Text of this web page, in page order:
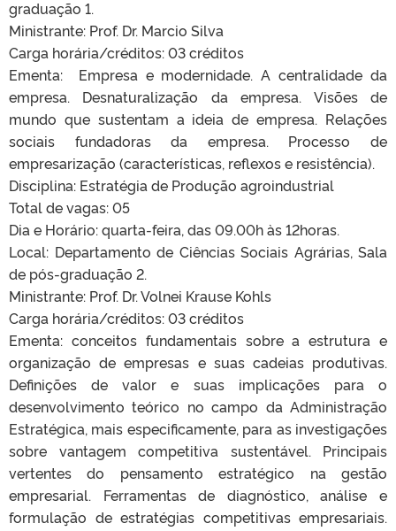
graduação 1.
Ministrante: Prof. Dr. Marcio Silva
Carga horária/créditos: 03 créditos
Ementa: Empresa e modernidade. A centralidade da
empresa. Desnaturalização da empresa. Visões de
mundo que sustentam a ideia de empresa. Relações
sociais fundadoras da empresa. Processo de
empresarização (características, reflexos e resistência).
Disciplina: Estratégia de Produção agroindustrial
Total de vagas: 05
Dia e Horário: quarta-feira, das 09.00h às 12horas.
Local: Departamento de Ciências Sociais Agrárias, Sala
de pós-graduação 2.
Ministrante: Prof. Dr. Volnei Krause Kohls
Carga horária/créditos: 03 créditos
Ementa: conceitos fundamentais sobre a estrutura e
organização de empresas e suas cadeias produtivas.
Definições de valor e suas implicações para o
desenvolvimento teórico no campo da Administração
Estratégica, mais especificamente, para as investigações
sobre vantagem competitiva sustentável. Principais
vertentes do pensamento estratégico na gestão
empresarial. Ferramentas de diagnóstico, análise e
formulação de estratégias competitivas empresariais.